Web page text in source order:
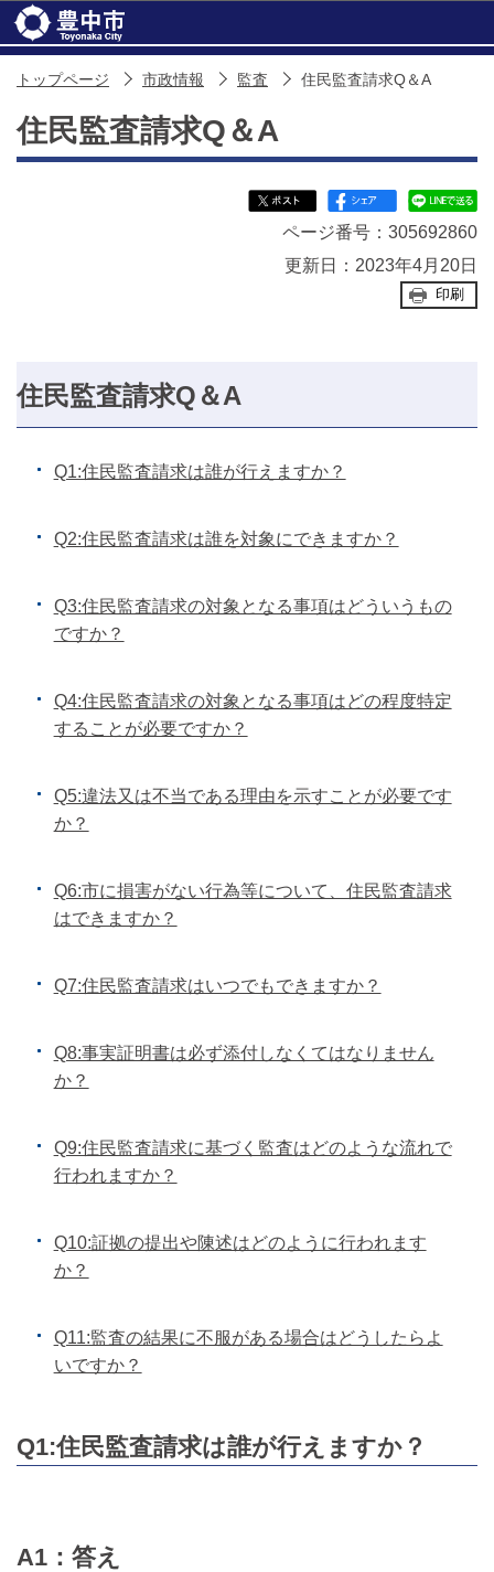
トップページ 市政情報 監査 住民監査請求Q＆A
住民監査請求Q＆A
ページ番号：305692860
更新日：2023年4月20日
印刷
住民監査請求Q＆A
Q1:住民監査請求は誰が行えますか？
Q2:住民監査請求は誰を対象にできますか？
Q3:住民監査請求の対象となる事項はどういうもの
ですか？
Q4:住民監査請求の対象となる事項はどの程度特定
することが必要ですか？
Q5:違法又は不当である理由を示すことが必要です
か？
Q6:市に損害がない行為等について、住民監査請求
はできますか？
Q7:住民監査請求はいつでもできますか？
Q8:事実証明書は必ず添付しなくてはなりません
か？
Q9:住民監査請求に基づく監査はどのような流れで
行われますか？
Q10:証拠の提出や陳述はどのように行われます
か？
Q11:監査の結果に不服がある場合はどうしたらよ
いですか？
Q1:住民監査請求は誰が行えますか？
A1：答え